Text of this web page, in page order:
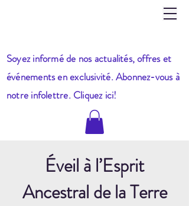
Soyez informé de nos actualités, offres et
événements en exclusivité. Abonnez-vous à
notre infolettre. Cliquez ici!
Éveil à l’Esprit
Ancestral de la Terre